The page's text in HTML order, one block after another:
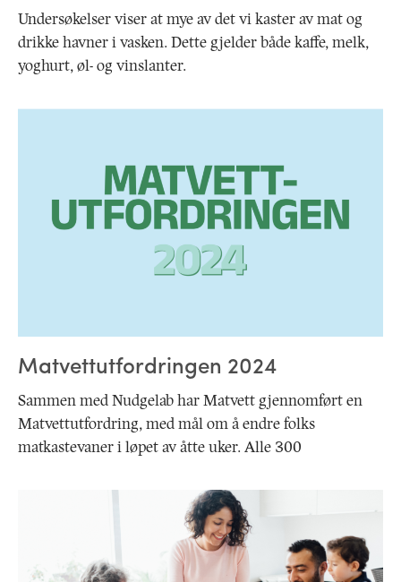
Undersøkelser viser at mye av det vi kaster av mat og
drikke havner i vasken. Dette gjelder både kaffe, melk,
yoghurt, øl- og vinslanter.
Matvettutfordringen 2024
Sammen med Nudgelab har Matvett gjennomført en
Matvettutfordring, med mål om å endre folks
matkastevaner i løpet av åtte uker. Alle 300